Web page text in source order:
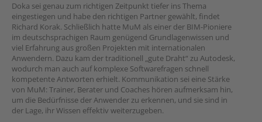
Doka sei genau zum richtigen Zeitpunkt tiefer ins Thema
eingestiegen und habe den richtigen Partner gewählt, findet
Richard Korak. Schließlich hatte MuM als einer der BIM-Pioniere
im deutschsprachigen Raum genügend Grundlagenwissen und
viel Erfahrung aus großen Projekten mit internationalen
Anwendern. Dazu kam der traditionell „gute Draht“ zu Autodesk,
wodurch man auch auf komplexe Softwarefragen schnell
kompetente Antworten erhielt. Kommunikation sei eine Stärke
von MuM: Trainer, Berater und Coaches hören aufmerksam hin,
um die Bedürfnisse der Anwender zu erkennen, und sie sind in
der Lage, ihr Wissen effektiv weiterzugeben.